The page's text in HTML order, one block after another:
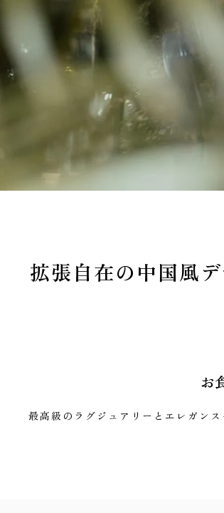
拡張自在の中国風
お
最高級のラグジュアリーとエレガン